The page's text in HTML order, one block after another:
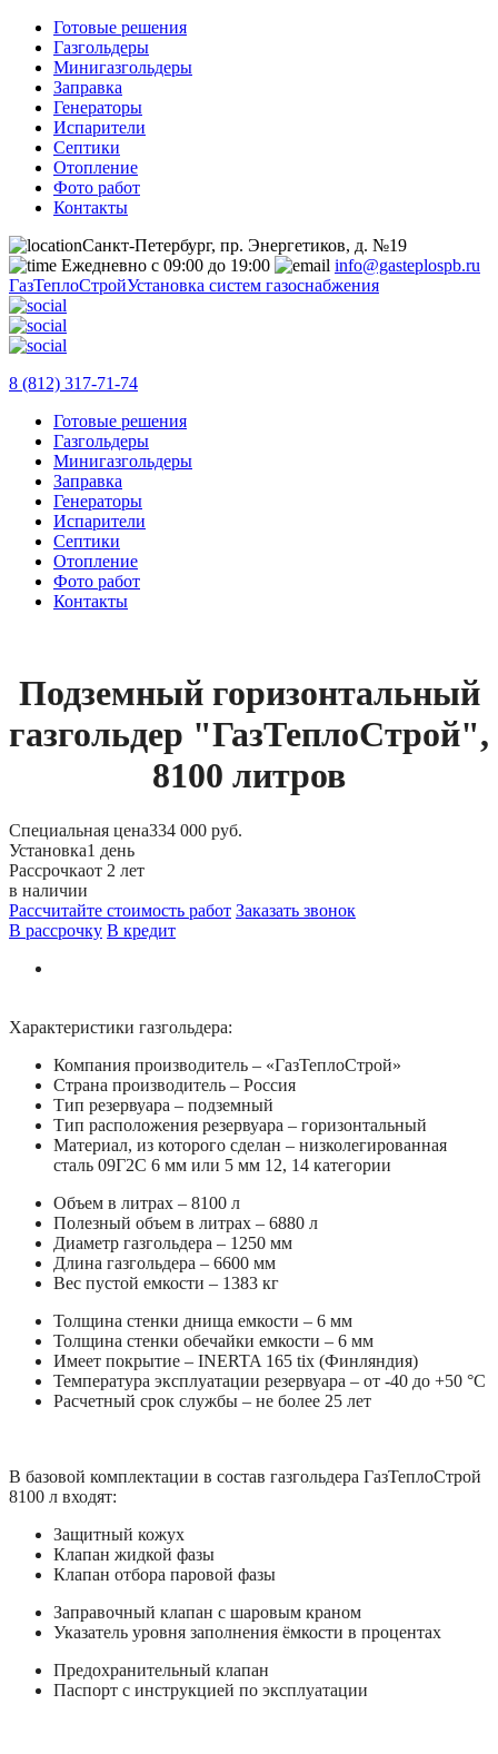
Готовые решения
Газгольдеры
Минигазгольдеры
Заправка
Генераторы
Испарители
Септики
Отопление
Фото работ
Контакты
Санкт-Петербург, пр. Энергетиков, д. №19
Ежедневно с 09:00 до 19:00
info@gasteplospb.ru
ГазТеплоСтройУстановка систем газоснабжения
8 (812) 317-71-74
Готовые решения
Газгольдеры
Минигазгольдеры
Заправка
Генераторы
Испарители
Септики
Отопление
Фото работ
Контакты
Подземный горизонтальный
газгольдер "ГазТеплоСтрой",
8100 литров
Специальная цена334 000 руб.
Установка1 день
Рассрочкаот 2 лет
в наличии
Рассчитайте стоимость работ Заказать звонок
В рассрочку В кредит
Характеристики газгольдера:
Компания производитель – «ГазТеплоСтрой»
Страна производитель – Россия
Тип резервуара – подземный
Тип расположения резервуара – горизонтальный
Материал, из которого сделан – низколегированная
сталь 09Г2С 6 мм или 5 мм 12, 14 категории
Объем в литрах – 8100 л
Полезный объем в литрах – 6880 л
Диаметр газгольдера – 1250 мм
Длина газгольдера – 6600 мм
Вес пустой емкости – 1383 кг
Толщина стенки днища емкости – 6 мм
Толщина стенки обечайки емкости – 6 мм
Имеет покрытие – INERTA 165 tix (Финляндия)
Температура эксплуатации резервуара – от -40 до +50 °C
Расчетный срок службы – не более 25 лет
В базовой комплектации в состав газгольдера ГазТеплоСтрой
8100 л входят:
Защитный кожух
Клапан жидкой фазы
Клапан отбора паровой фазы
Заправочный клапан с шаровым краном
Указатель уровня заполнения ёмкости в процентах
Предохранительный клапан
Паспорт с инструкцией по эксплуатации